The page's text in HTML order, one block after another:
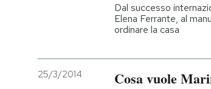
Dal successo
Elena Ferrante, al
ordinare la casa
25/3/2014 Cosa vuole